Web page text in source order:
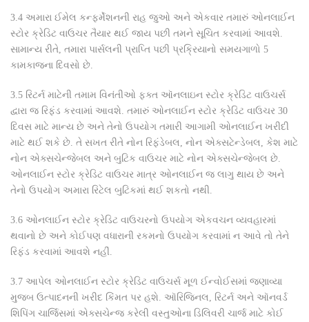
3.4 અમારા ઈમેલ કન્ફર્મેશનની રાહ જુઓ અને એકવાર તમારું ઓનલાઈન
સ્ટોર ક્રેડિટ વાઉચર તૈયાર થઈ જાય પછી તમને સૂચિત કરવામાં આવશે.
સામાન્ય રીતે, તમારા પાર્સલની પ્રાપ્તિ પછી પ્રક્રિયાનો સમયગાળો 5
કામકાજના દિવસો છે.
3.5 રિટર્ન માટેની તમામ વિનંતીઓ ફક્ત ઑનલાઇન સ્ટોર ક્રેડિટ વાઉચર્સ
દ્વારા જ રિફંડ કરવામાં આવશે. તમારું ઓનલાઈન સ્ટોર ક્રેડિટ વાઉચર 30
દિવસ માટે માન્ય છે અને તેનો ઉપયોગ તમારી આગામી ઓનલાઈન ખરીદી
માટે થઈ શકે છે. તે સખત રીતે નોન રિફંડેબલ, નોન એક્સટેન્ડેબલ, કેશ માટે
નોન એક્સચેન્જેબલ અને બુટિક વાઉચર માટે નોન એક્સચેન્જેબલ છે.
ઓનલાઈન સ્ટોર ક્રેડિટ વાઉચર માત્ર ઓનલાઈન જ લાગુ થાય છે અને
તેનો ઉપયોગ અમારા રિટેલ બુટિકમાં થઈ શકતો નથી.
3.6 ઓનલાઈન સ્ટોર ક્રેડિટ વાઉચરનો ઉપયોગ એકવચન વ્યવહારમાં
થવાનો છે અને કોઈપણ વધારાની રકમનો ઉપયોગ કરવામાં ન આવે તો તેને
રિફંડ કરવામાં આવશે નહીં.
3.7 આપેલ ઓનલાઈન સ્ટોર ક્રેડિટ વાઉચર્સ મૂળ ઈન્વોઈસમાં જણાવ્યા
મુજબ ઉત્પાદનની ખરીદ કિંમત પર હશે. ઑરિજિનલ, રિટર્ન અને ઑનવર્ડ
શિપિંગ ચાર્જિસમાં એક્સચેન્જ કરેલી વસ્તુઓના ડિલિવરી ચાર્જ માટે કોઈ